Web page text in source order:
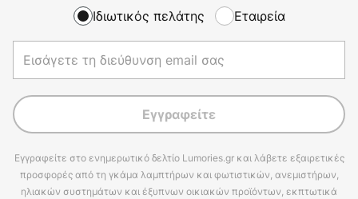
Ιδιωτικός πελάτης Εταιρεία
Εγγραφείτε
Εγγραφείτε στο ενημερωτικό δελτίο Lumories.gr και λάβετε εξαιρετικές
προσφορές από τη γκάμα λαμπτήρων και φωτιστικών, ανεμιστήρων,
ηλιακών συστημάτων και έξυπνων οικιακών προϊόντων, εκπτωτικά